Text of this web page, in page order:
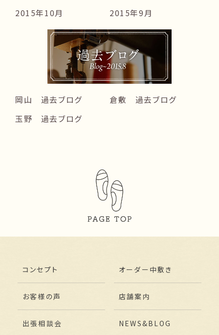
2015年10月
2015年9月
岡山 過去ブログ
倉敷 過去ブログ
玉野 過去ブログ
コンセプト オーダー中敷き
お客様の声 店舗案内
出張相談会 NEWS&BLOG